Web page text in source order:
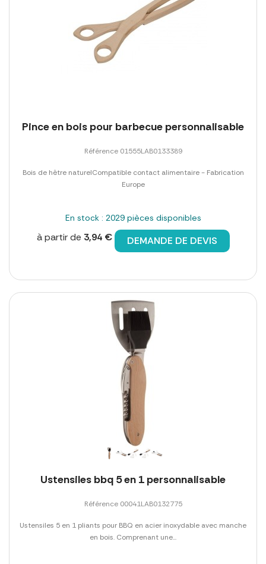
Pince en bois pour barbecue personnalisable
Référence 01555LAB0133389
Bois de hêtre naturelCompatible contact alimentaire - Fabrication
Europe
En stock : 2029 pièces disponibles
à partir de 3,94 € DEMANDE DE DEVIS
Ustensiles bbq 5 en 1 personnalisable
Référence 00041LAB0132775
Ustensiles 5 en 1 pliants pour BBQ en acier inoxydable avec manche
en bois. Comprenant une...